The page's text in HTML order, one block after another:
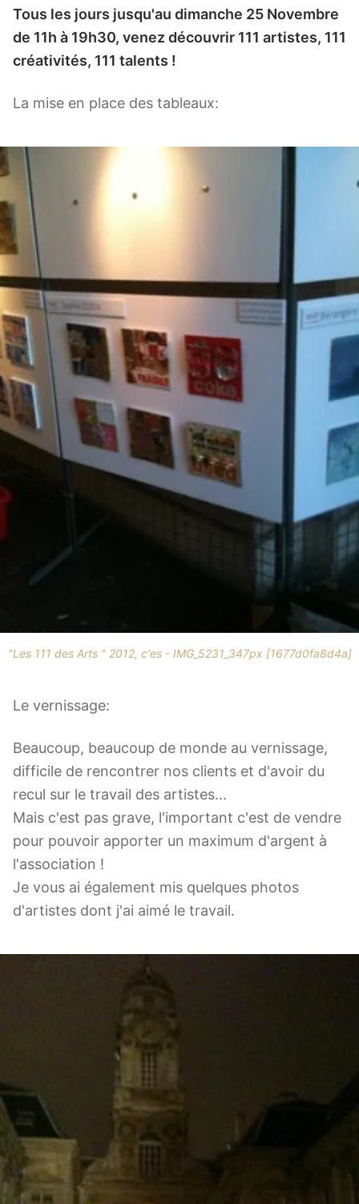
Tous les jours jusqu'au dimanche 25 Novembre
de 11h à 19h30, venez découvrir 111 artistes, 111
créativités, 111 talents !
La mise en place des tableaux:
"Les 111 des Arts " 2012, c'es - IMG_5231_347px [1677d0fa8d4a]
Le vernissage:
Beaucoup, beaucoup de monde au vernissage,
difficile de rencontrer nos clients et d'avoir du
recul sur le travail des artistes...
Mais c'est pas grave, l'important c'est de vendre
pour pouvoir apporter un maximum d'argent à
l'association !
Je vous ai également mis quelques photos
d'artistes dont j'ai aimé le travail.